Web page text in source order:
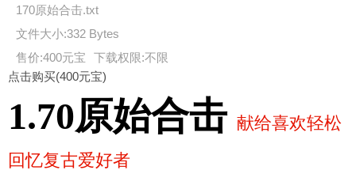
170原始合击.txt
文件大小:332 Bytes
售价:400元宝
下载权限:不限
点击购买(400元宝)
1.70原始合击 献给喜欢轻松
回忆复古爱好者